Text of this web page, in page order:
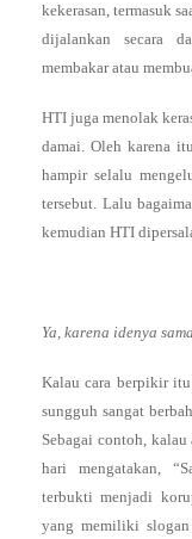
kekerasan, termasuk
dijalankan secara
membakar atau
HTI juga menolak
damai. Oleh karena
hampir selalu
tersebut. Lalu
kemudian HTI
Ya, karena idenya
Kalau cara berpikir itu
sungguh sangat
Sebagai contoh, kalau
hari mengatakan,
terbukti menjadi
yang memiliki